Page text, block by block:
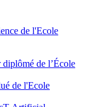
de l'Ecole
de l’École
de l'Ecole